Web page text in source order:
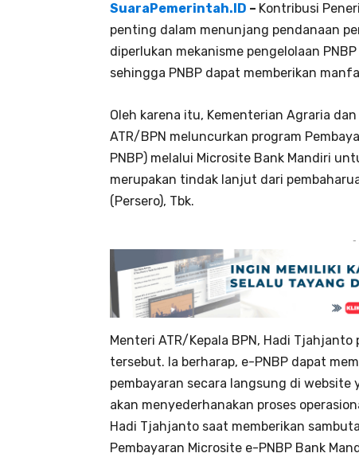
SuaraPemerintah.ID – Kontribusi
penting dalam menunjang pendanaan
diperlukan mekanisme pengelolaan
sehingga PNBP dapat memberikan
Oleh karena itu, Kementerian Agraria
ATR/BPN meluncurkan program
PNBP) melalui Microsite Bank Mandiri
merupakan tindak lanjut dari
(Persero), Tbk.
-
Menteri ATR/Kepala BPN, Hadi
tersebut. Ia berharap, e-PNBP dapat
pembayaran secara langsung di
akan menyederhanakan proses
Hadi Tjahjanto saat memberikan
Pembayaran Microsite e-PNBP Bank